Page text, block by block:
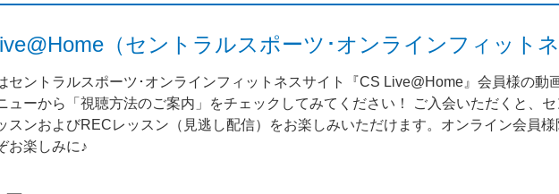
（セントラルスポーツ･オンラインフィットネ
セントラルスポーツ･オンラインフィットネスサイト『CS Live@Home』会員様の
ューから「視聴方法のご案内」をチェックしてみてください！ ご入会いただくと、
スンおよびRECレッスン（見逃し配信）をお楽しみいただけます。オンライン会員
お楽しみに♪